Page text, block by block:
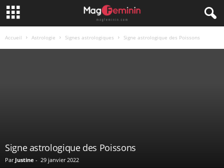
Accueil Astrologie Signes astrologiques Signe astrologique des Poissons
Signe astrologique des Poissons
Par Justine - 29 janvier 2022